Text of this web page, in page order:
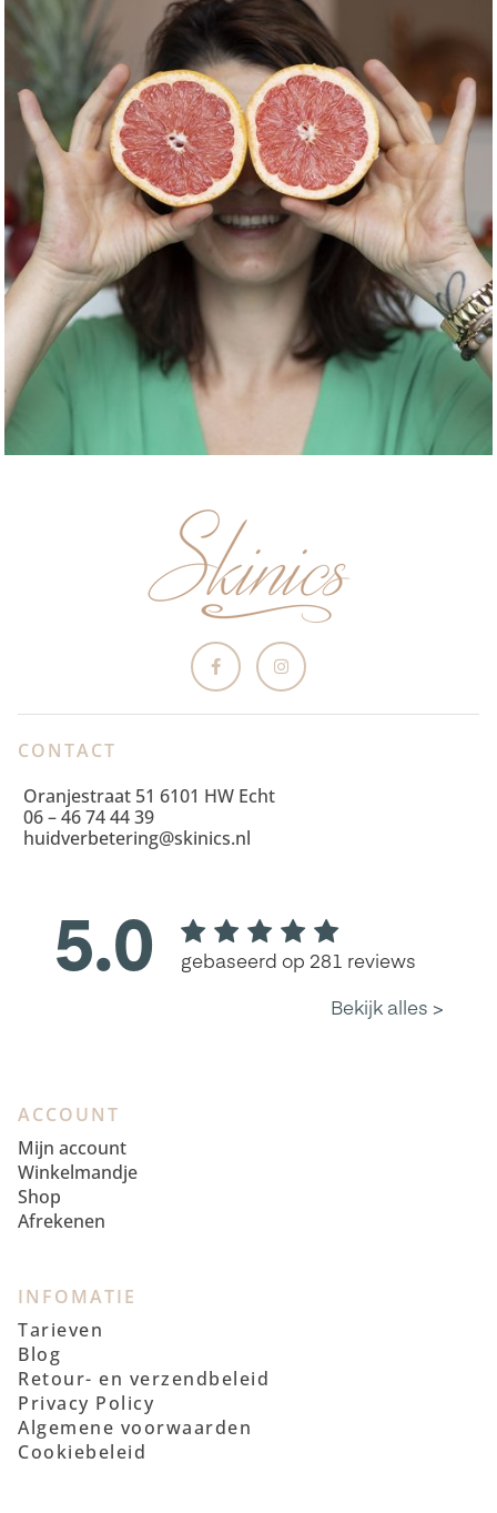
CONTACT
Oranjestraat 51 6101 HW Echt
06 – 46 74 44 39
huidverbetering@skinics.nl
ACCOUNT
Mijn account
Winkelmandje
Shop
Afrekenen
INFOMATIE
Tarieven
Blog
Retour- en verzendbeleid
Privacy Policy
Algemene voorwaarden
Cookiebeleid